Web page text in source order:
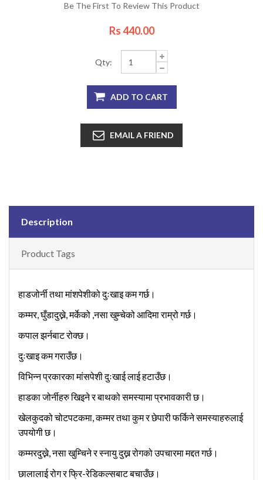
Be The First To Review This Product
Rs 440.00
Qty:
Description
Product Tags
हाडजोर्नी तथा मांशपेशीको दुःखाइ कम गर्छ।
कम्मर, घुँडादुख्ने, मर्केको ,नसा खुम्चेको आदिमा राम्रो गर्छ।
कपाल झर्नबाट रोक्छ।
दुःखाइ कम गराउँछ।
विभिन्न प्रकारका मांसपेशी दुःखाई लाई हटाउँछ।
हाडका जोर्नीहरु खिइने र बाथको समस्यामा प्रभावकारी छ।
खेलकुदको चोटपटकमा, कम्मर तथा कुम र छेपारी फर्किने समस्याहरुलाई
उपयोगी छ।
कम्मरदुख्ने, नसा खुम्चिने र स्नायु दुख्न रोगको उपचारमा मद्दत गर्छ।
छालालाई रोग र फ्रि-रेडिकल्सबाट बचाउँछ।